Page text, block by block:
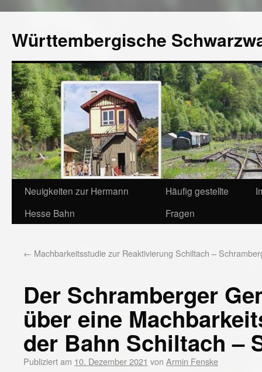
Württembergische
Neuigkeiten zur Hermann
Hesse Bahn
Häufig gestellte
Fragen
← Machbarkeitsstudie zur Reaktivierung Schiltach –
Der Schramberger
über eine
der Bahn Schiltach –
Publiziert am 10. Dezember 2021 von Armin Fenske